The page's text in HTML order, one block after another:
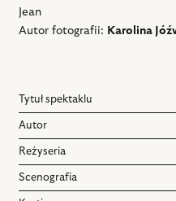
Jean
Autor fotografii: Karolina
Tytuł spektaklu
Autor
Reżyseria
Scenografia